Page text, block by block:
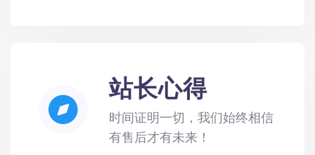
站长心得
时间证明一切，我们始终相信
有售后才有未来！